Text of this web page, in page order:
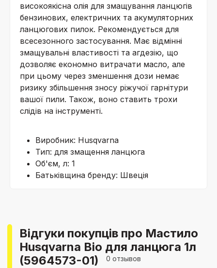
високоякісна олія для змащування ланцюгів
бензинових, електричних та акумуляторних
ланцюгових пилок. Рекомендується для
всесезонного застосування. Має відмінні
змащувальні властивості та агдезію, що
дозволяє економно витрачати масло, але
при цьому через зменшення дози немає
ризику збільшення зносу ріжучої гарнітури
вашої пили. Також, воно ставить трохи
слідів на інструменті.
Виробник: Husqvarna
Тип: для змащення ланцюга
Об'єм, л: 1
Батьківщина бренду: Швеція
Відгуки покупців про Мастило
Husqvarna Bio для ланцюга 1л
(5964573-01)
0 отзывов